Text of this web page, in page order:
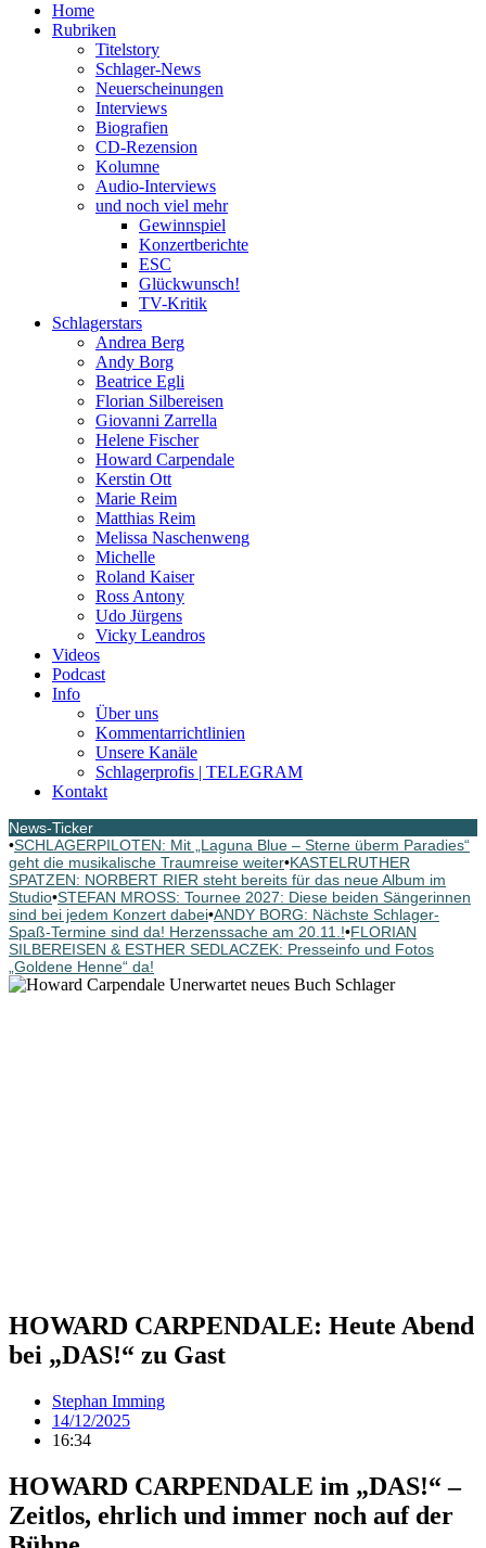
Home
Rubriken
Titelstory
Schlager-News
Neuerscheinungen
Interviews
Biografien
CD-Rezension
Kolumne
Audio-Interviews
und noch viel mehr
Gewinnspiel
Konzertberichte
ESC
Glückwunsch!
TV-Kritik
Schlagerstars
Andrea Berg
Andy Borg
Beatrice Egli
Florian Silbereisen
Giovanni Zarrella
Helene Fischer
Howard Carpendale
Kerstin Ott
Marie Reim
Matthias Reim
Melissa Naschenweng
Michelle
Roland Kaiser
Ross Antony
Udo Jürgens
Vicky Leandros
Videos
Podcast
Info
Über uns
Kommentarrichtlinien
Unsere Kanäle
Schlagerprofis | TELEGRAM
Kontakt
News-Ticker
•SCHLAGERPILOTEN: Mit „Laguna Blue – Sterne überm Paradies“
geht die musikalische Traumreise weiter•KASTELRUTHER
SPATZEN: NORBERT RIER steht bereits für das neue Album im
Studio•STEFAN MROSS: Tournee 2027: Diese beiden Sängerinnen
sind bei jedem Konzert dabei•ANDY BORG: Nächste Schlager-
Spaß-Termine sind da! Herzenssache am 20.11.!•FLORIAN
SILBEREISEN & ESTHER SEDLACZEK: Presseinfo und Fotos
„Goldene Henne“ da!
HOWARD CARPENDALE: Heute Abend
bei „DAS!“ zu Gast
Stephan Imming
14/12/2025
16:34
HOWARD CARPENDALE im „DAS!“ –
Zeitlos, ehrlich und immer noch auf der